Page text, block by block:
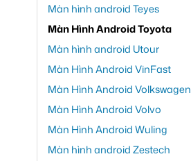
Màn hình android Teyes
Màn Hình Android Toyota
Màn hình android Utour
Màn Hình Android VinFast
Màn Hình Android Volkswagen
Màn Hình Android Volvo
Màn Hình Android Wuling
Màn hình android Zestech